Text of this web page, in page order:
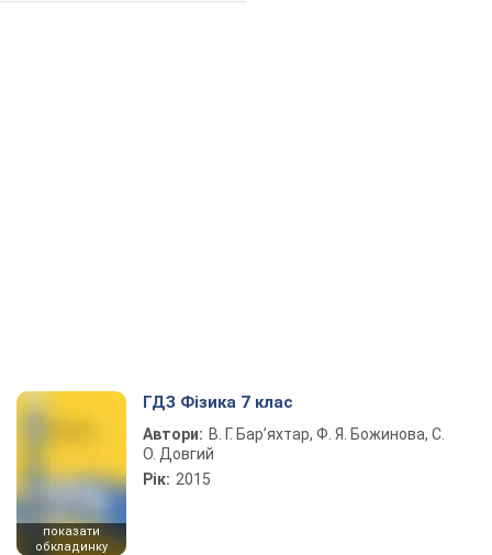
показати
обкладинку
ГДЗ Фізика 7 клас
Автори: В. Г. Бар’яхтар, Ф. Я. Божинова, С.
О. Довгий
Рік: 2015